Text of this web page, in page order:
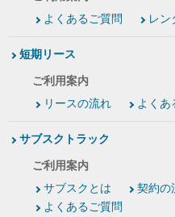
よくあるご質問
レン
短期リース
ご利用案内
リースの流れ
よくあ
サブスクトラック
ご利用案内
サブスクとは
契約の
よくあるご質問